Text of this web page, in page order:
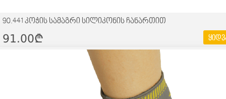
90.441 კოჭის სამაგრი სილიკონის ჩანართით
91.00¢